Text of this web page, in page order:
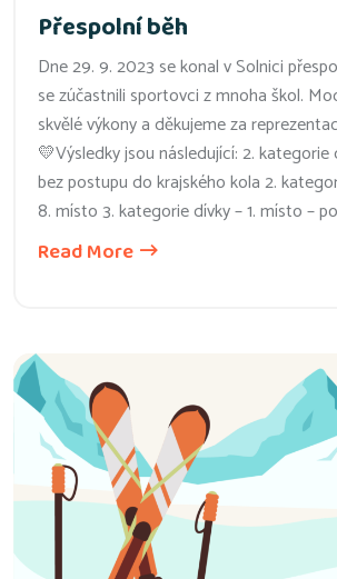
Přespolní běh
Dne 29. 9. 2023 se konal v Solnici
se zúčastnili sportovci z mnoha škol.
skvělé výkony a děkujeme za
💛Výsledky jsou následující: 2. kategorie
bez postupu do krajského kola 2.
8. místo 3. kategorie dívky – 1. místo –
Read More